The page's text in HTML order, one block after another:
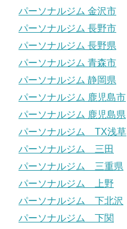
パーソナルジム 金沢市
パーソナルジム 長野市
パーソナルジム 長野県
パーソナルジム 青森市
パーソナルジム 静岡県
パーソナルジム 鹿児島市
パーソナルジム 鹿児島県
パーソナルジム TX浅草
パーソナルジム 三田
パーソナルジム 三重県
パーソナルジム 上野
パーソナルジム 下北沢
パーソナルジム 下関